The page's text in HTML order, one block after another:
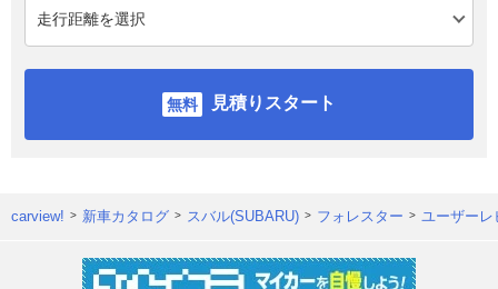
見積りスタート
carview! 新車カタログ スバル(SUBARU) フォレスター ユーザー